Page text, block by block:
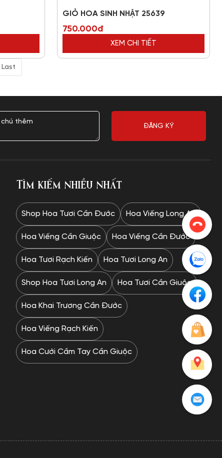
GIỎ HOA SINH NHẬT 25639
750.000đ
XEM CHI TIẾT
Last
Tìm kiếm nhiều nhất
Shop Hoa Tươi Cần Đước Hoa Viếng Long An
Hoa Viếng Cần Giuộc Hoa Viếng Cần Đước
Hoa Tươi Rạch Kiến Hoa Tươi Long An
Shop Hoa Tươi Long An Hoa Tươi Cần Giuộc
Hoa Khai Trương Cần Đước
Hoa Viếng Rạch Kiến
Hoa Cưới Cầm Tay Cần Giuộc